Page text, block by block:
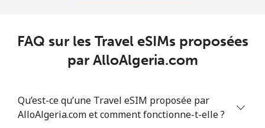
FAQ sur les Travel eSIMs proposées
par AlloAlgeria.com
Qu’est-ce qu’une Travel eSIM proposée par
AlloAlgeria.com et comment fonctionne-t-elle ?